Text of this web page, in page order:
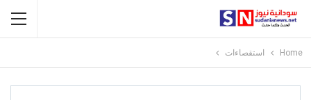
Home استقصاءات